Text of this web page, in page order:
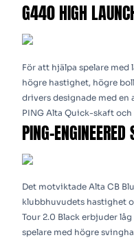
G440 HIGH
För att hjälpa spelare
högre hastighet, högre
drivers designade med
PING Alta Quick-skaft
PING-ENGINEERED
Det motviktade Alta CB
klubbhuvudets hastighet
Tour 2.0 Black erbjuder
spelare med högre